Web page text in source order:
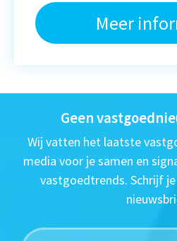
Meer
Geen
Wij vatten het laatste
media voor je samen en
vastgoedtrends. Schrijf